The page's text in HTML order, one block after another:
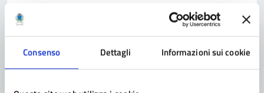
Consenso Dettagli Informazioni sui cookie
Richiedi assistenza